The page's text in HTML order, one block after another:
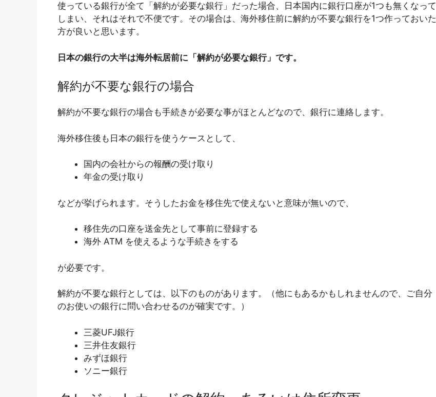
使っている銀行が全て「解約が必要な銀行」だった場合、日本国内に銀行口座が1つも無くなって
しまい、それはそれで不便です。その場合は、海外移住前に解約が不要な銀行を1つ作っておいた
方が良いと思います。
日本の銀行の大半は海外転居前に「解約が必要な銀行」です。
解約が不要な銀行の場合
解約が不要な銀行の場合も手続きが必要な事がほとんどなので、銀行に連絡します。
海外移住後も日本の銀行を使うケースとして、
国内の会社からの報酬の受け取り
年金の受け取り
などが挙げられます。そうしたお金を移住先で使えないと意味が無いので、
移住先の口座を送金先として事前に登録する
海外 ATM を使えるような手続きをする
が必要です。
解約が不要な銀行としては、以下のものがあります。（他にもあるかもしれませんので、ご自分
のお使いの銀行に問い合わせるのが確実です。）
三菱UFJ銀行
三井住友銀行
みずほ銀行
ソニー銀行